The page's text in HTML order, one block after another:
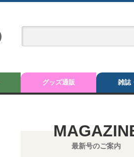
グッズ通販 雑誌
最新号のご案内